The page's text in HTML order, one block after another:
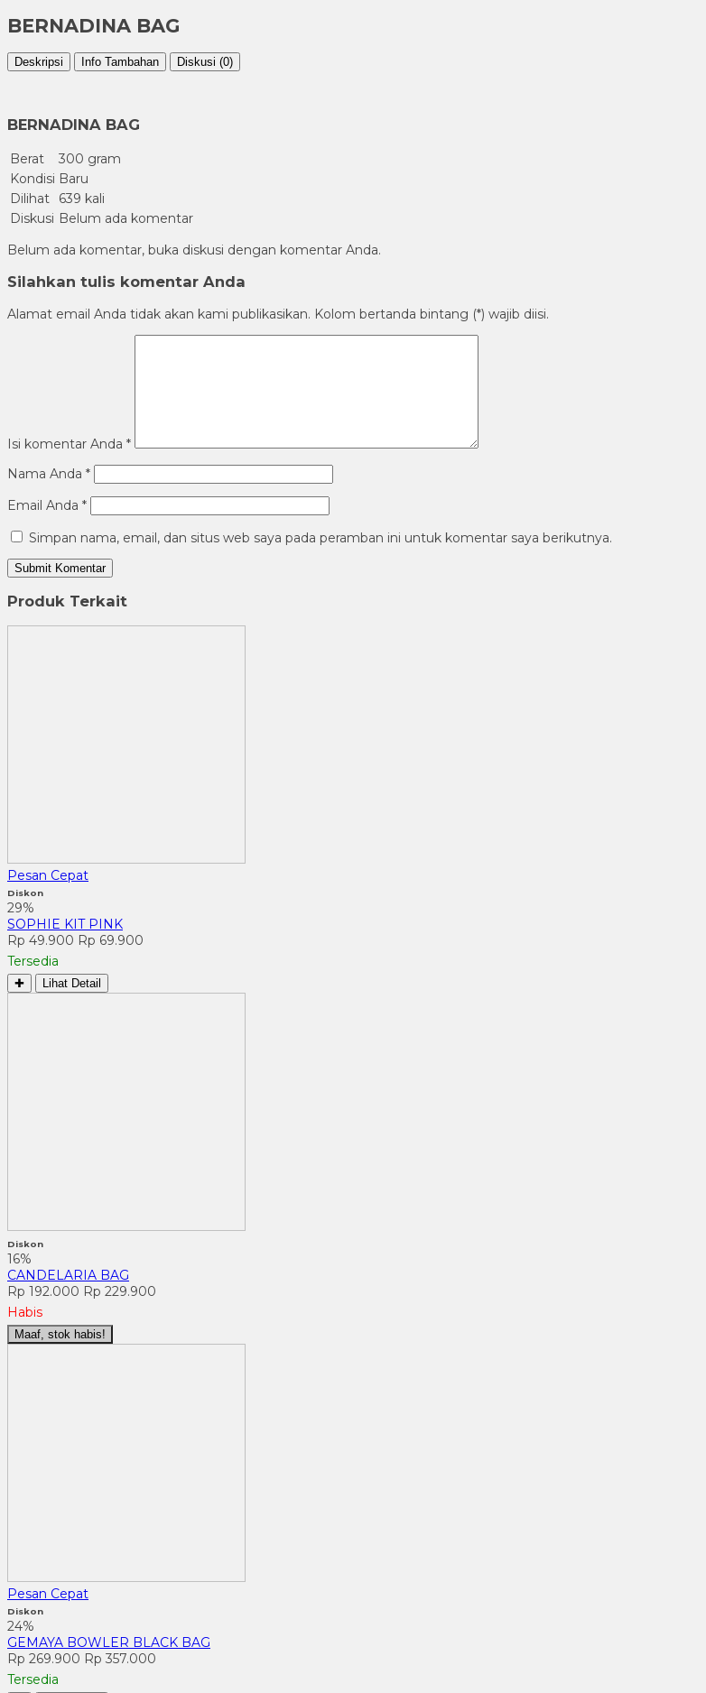
BERNADINA BAG
Deskripsi Info Tambahan Diskusi (0)
BERNADINA BAG
Berat
300 gram
Kondisi Baru
Dilihat
639 kali
Diskusi Belum ada komentar
Belum ada komentar, buka diskusi dengan komentar Anda.
Silahkan tulis komentar Anda
Alamat email Anda tidak akan kami publikasikan. Kolom bertanda bintang (*) wajib diisi.
Isi komentar Anda *
Nama Anda *
Email Anda *
Simpan nama, email, dan situs web saya pada peramban ini untuk komentar saya berikutnya.
Produk Terkait
Pesan Cepat
Diskon
29%
SOPHIE KIT PINK
Rp 49.900 Rp 69.900
Tersedia
✚ Lihat Detail
Diskon
16%
CANDELARIA BAG
Rp 192.000 Rp 229.900
Habis
Maaf, stok habis!
Pesan Cepat
Diskon
24%
GEMAYA BOWLER BLACK BAG
Rp 269.900 Rp 357.000
Tersedia